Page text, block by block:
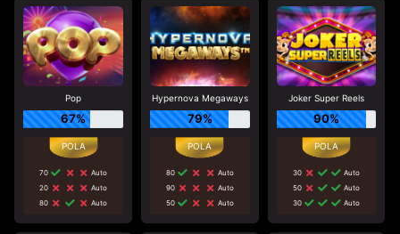
Pop
67%
70
Auto
20
Auto
80
Auto
Hypernova Megaways
79%
80
Auto
90
Auto
50
Auto
Joker Super Reels
90%
30
Auto
50
Auto
30
Auto